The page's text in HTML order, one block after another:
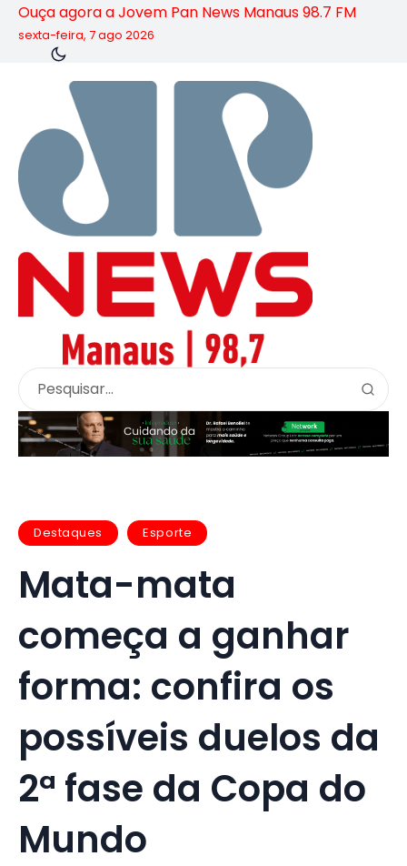
Ouça agora a Jovem Pan News Manaus 98.7 FM
sexta-feira, 7 ago 2026
Destaques Esporte
Mata-mata
começa a ganhar
forma: confira os
possíveis duelos da
2ª fase da Copa do
Mundo